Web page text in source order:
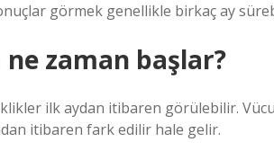
görmek genellikle birkaç ay
zaman başlar?
ilk aydan itibaren görülebilir.
itibaren fark edilir hale gelir.